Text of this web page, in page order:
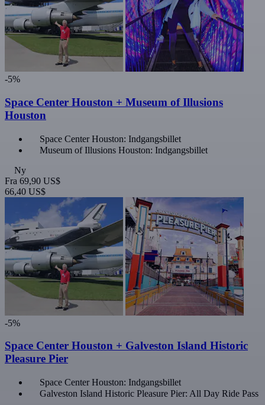
-5%
Space Center Houston + Museum of Illusions
Houston
Space Center Houston: Indgangsbillet
Museum of Illusions Houston: Indgangsbillet
Ny
Fra 69,90 US$
66,40 US$
-5%
Space Center Houston + Galveston Island Historic
Pleasure Pier
Space Center Houston: Indgangsbillet
Galveston Island Historic Pleasure Pier: All Day Ride Pass